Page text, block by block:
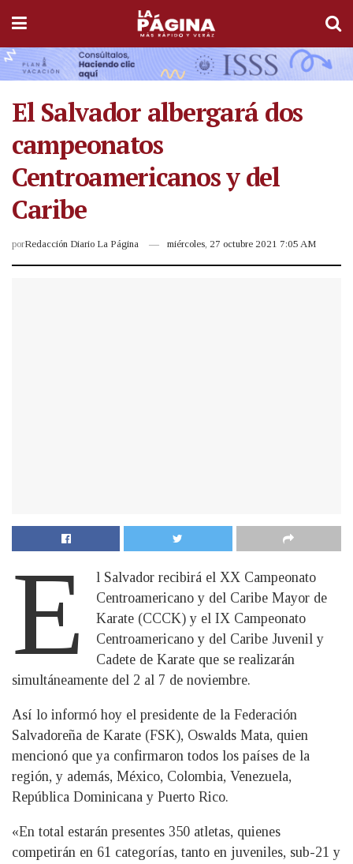
El Salvador albergará dos
campeonatos
Centroamericanos y del
Caribe
porRedacción Diario La Página miércoles, 27 octubre 2021 7:05 AM
E
l Salvador recibirá el XX Campeonato
Centroamericano y del Caribe Mayor de
Karate (CCCK) y el IX Campeonato
Centroamericano y del Caribe Juvenil y
Cadete de Karate que se realizarán
simultáneamente del 2 al 7 de noviembre.
Así lo informó hoy el presidente de la Federación
Salvadoreña de Karate (FSK), Oswalds Mata, quien
mencionó que ya confirmaron todos los países de la
región, y además, México, Colombia, Venezuela,
República Dominicana y Puerto Rico.
«En total estarán presentes 350 atletas, quienes
competirán en 61 categorías, tanto en juveniles, sub-21 y